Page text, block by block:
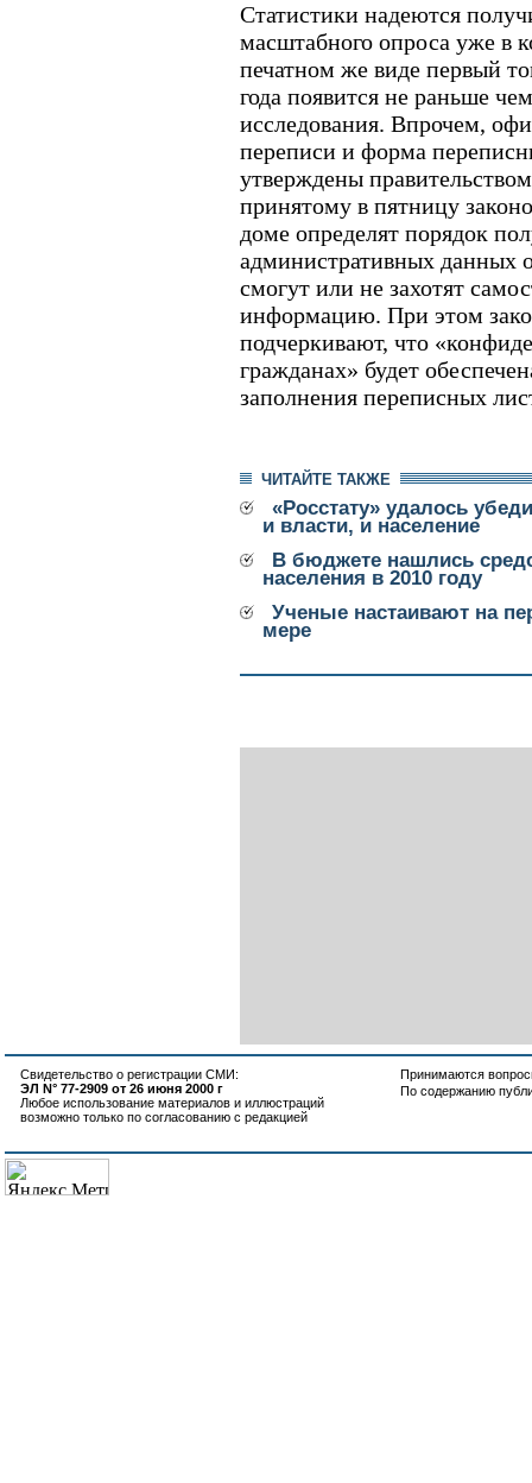
Статистики надеются
масштабного опроса уже в
печатном же виде первый
года появится не раньше
исследования. Впрочем,
переписи и форма
утверждены
принятому в пятницу
доме определят порядок
административных данных
смогут или не захотят
информацию. При этом
подчеркивают, что
гражданах» будет
заполнения переписных
ЧИТАЙТЕ ТАКЖЕ
«Росстату» удалось
и власти, и население
В бюджете нашлись
населения в 2010 году
Ученые настаивают на
мере
Свидетельство о регистрации СМИ:
ЭЛ N° 77-2909 от 26 июня 2000 г
Любое использование материалов и иллюстраций
возможно только по согласованию с редакцией
Принимаются
По содержанию